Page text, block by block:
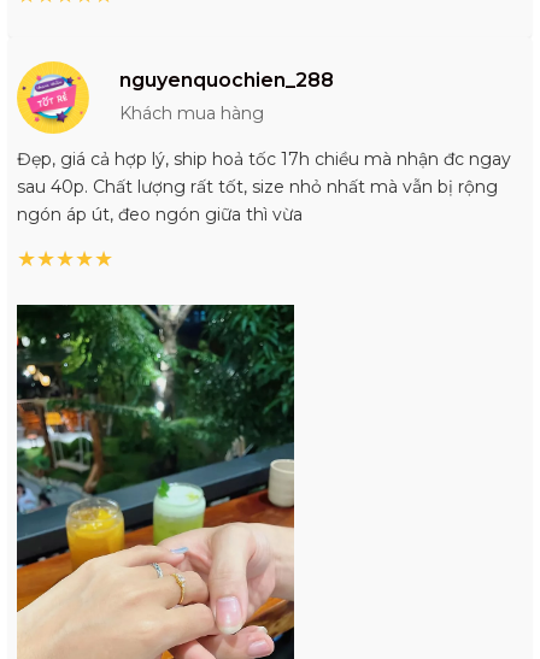
nguyenquochien_288
Khách mua hàng
Đẹp, giá cả hợp lý, ship hoả tốc 17h chiều mà nhận đc ngay
sau 40p. Chất lượng rất tốt, size nhỏ nhất mà vẫn bị rộng
ngón áp út, đeo ngón giữa thì vừa
★★★★★